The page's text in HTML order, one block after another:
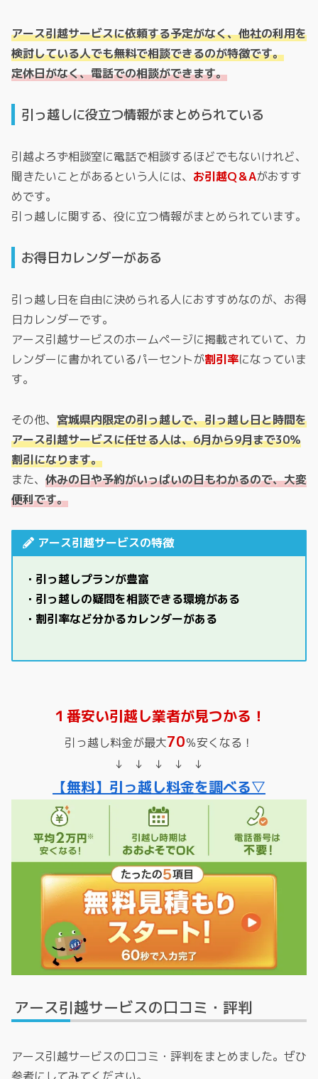
アース引越サービスに依頼する予定がなく、他社の利用を
検討している人でも無料で相談できるのが特徴です。
定休日がなく、電話での相談ができます。
引っ越しに役立つ情報がまとめられている
引越よろず相談室に電話で相談するほどでもないけれど、
聞きたいことがあるという人には、 お引越Q＆Aがおすす
めです。
引っ越しに関する、役に立つ情報がまとめられています。
お得日カレンダーがある
引っ越し日を自由に決められる人におすすめなのが、お得
日カレンダーです。
アース引越サービスのホームページに掲載されていて、カ
レンダーに書かれているパーセントが割引率になっていま
す。
その他、 宮城県内限定の引っ越しで、引っ越し日と時間を
アース引越サービスに任せる人は、6月から9月まで30％
割引になります。
また、 休みの日や予約がいっぱいの日もわかるので、大変
便利です。
アース引越サービスの特徴
・引っ越しプランが豊富
・引っ越しの疑問を相談できる環境がある
・割引率など分かるカレンダーがある
１番安い引越し業者が見つかる！
引っ越し料金が最大70％安くなる！
↓ ↓ ↓ ↓ ↓
【無料】引っ越し料金を調べる▽
アース引越サービスの口コミ・評判
アース引越サービスの口コミ・評判をまとめました。ぜひ